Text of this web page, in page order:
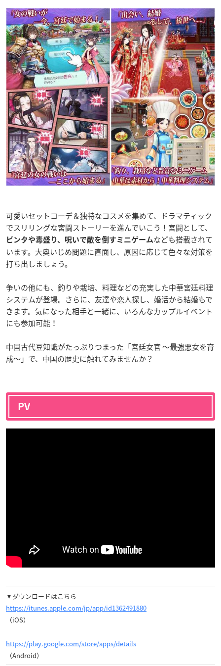
可愛いセットコーデ＆独特なコスメを集めて、ドラマティック
でスリリングな宮闘ストーリーを進んでいこう！宮闘として、
ビンタや毒盛り、呪いで敵を倒すミニゲームなども搭載されて
います。大奥いじめ問題に直面し、原因に応じて色々な対策を
打ち出しましょう。
争いの他にも、釣りや栽培、料理などの充実した中華宮廷料理
システムが登場。さらに、友達や恋人探し、婚活から結婚もで
きます。気になった相手と一緒に、いろんなカップルイベント
にも参加可能！
中国古代豆知識がたっぷりつまった「宮廷女官 ～最強悪女を育
成～」で、中国の歴史に触れてみませんか？
PV
▼ダウンロードはこちら
https://itunes.apple.com/jp/app/id1362491880
（iOS）
https://play.google.com/store/apps/details
（Android）